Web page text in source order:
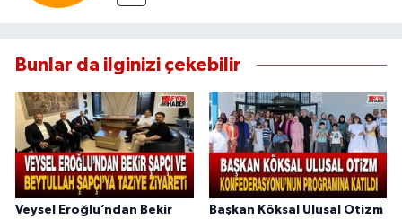
Bunlar da ilginizi çekebilir
Veysel Eroğlu’ndan Bekir
Başkan Köksal Ulusal Otizm